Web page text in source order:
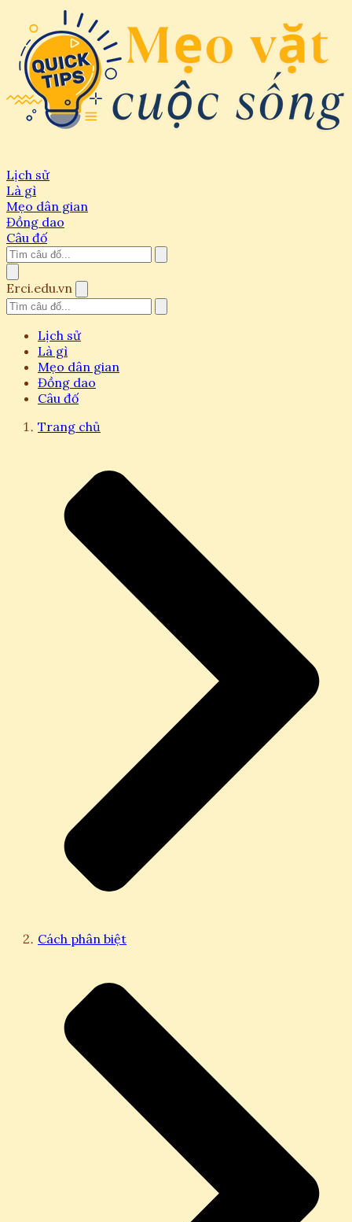
Lịch sử
Là gì
Mẹo dân gian
Đồng dao
Câu đố
Erci.edu.vn
Lịch sử
Là gì
Mẹo dân gian
Đồng dao
Câu đố
Trang chủ
Cách phân biệt